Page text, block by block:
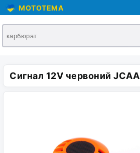
MOTOTEMA
Сигнал 12V червоний JCAA